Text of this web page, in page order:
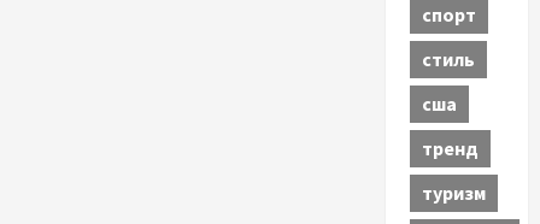
спорт
стиль
сша
тренд
туризм